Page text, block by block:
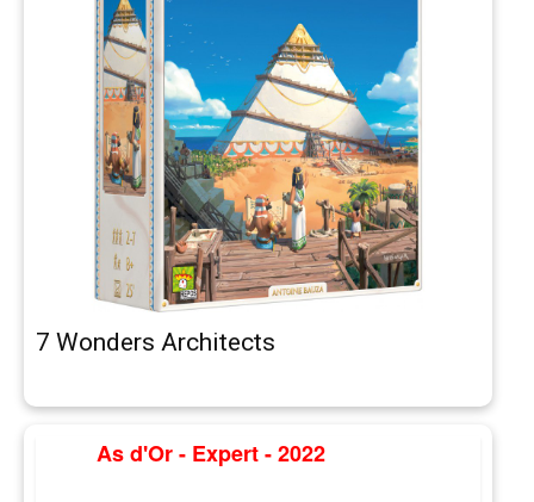
7 Wonders Architects
As d'Or - Expert - 2022